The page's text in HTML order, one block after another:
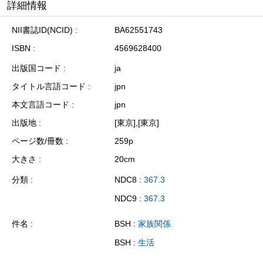
詳細情報
NII書誌ID(NCID)
BA62551743
ISBN
4569628400
出版国コード
ja
タイトル言語コード
jpn
本文言語コード
jpn
出版地
[東京],[東京]
ページ数/冊数
259p
大きさ
20cm
分類 NDC8 : 367.3
NDC9 : 367.3
件名 BSH : 家族関係
BSH : 生活